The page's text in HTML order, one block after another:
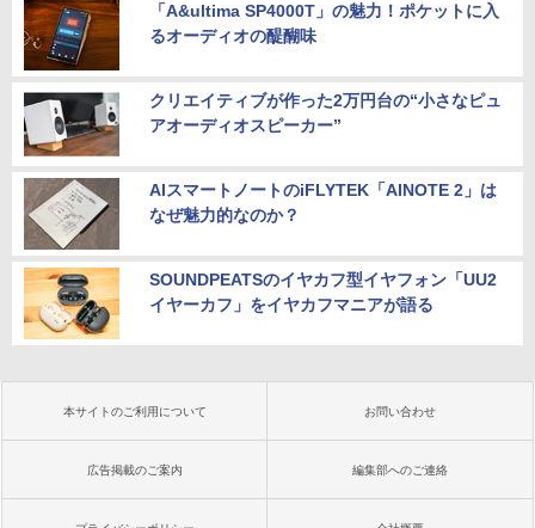
「A&ultima SP4000T」の魅力！ポケットに入
るオーディオの醍醐味
クリエイティブが作った2万円台の“小さなピュ
アオーディオスピーカー”
AIスマートノートのiFLYTEK「AINOTE 2」は
なぜ魅力的なのか？
SOUNDPEATSのイヤカフ型イヤフォン「UU2
イヤーカフ」をイヤカフマニアが語る
本サイトのご利用について お問い合わせ
広告掲載のご案内 編集部へのご連絡